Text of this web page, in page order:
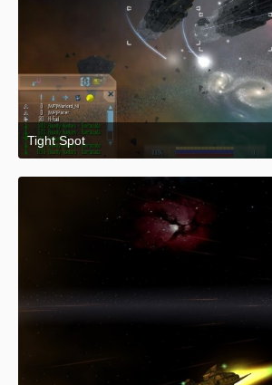
Tight Spot
26. April 2015 um 02:08